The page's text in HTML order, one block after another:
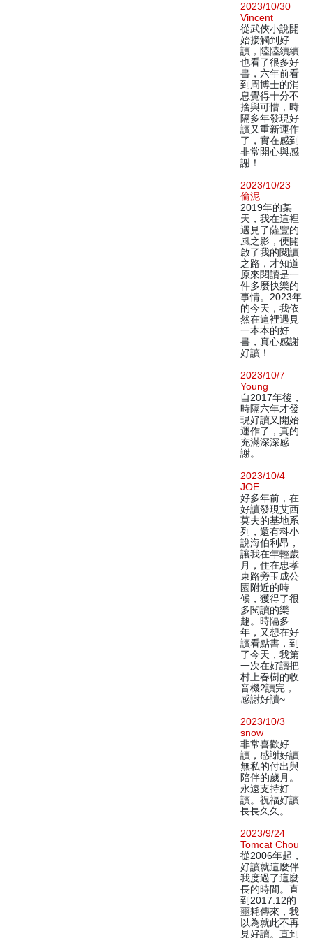
2023/10/30
Vincent
從武俠小說開
始接觸到好
讀，陸陸續續
也看了很多好
書，六年前看
到周博士的消
息覺得十分不
捨與可惜，時
隔多年發現好
讀又重新運作
了，實在感到
非常開心與感
謝！
2023/10/23
偷泥
2019年的某
天，我在這裡
遇見了薩豐的
風之影，便開
啟了我的閱讀
之路，才知道
原來閱讀是一
件多麼快樂的
事情。2023年
的今天，我依
然在這裡遇見
一本本的好
書，真心感謝
好讀！
2023/10/7
Young
自2017年後，
時隔六年才發
現好讀又開始
運作了，真的
充滿深深感
謝。
2023/10/4
JOE
好多年前，在
好讀發現艾西
莫夫的基地系
列，還有科小
說海伯利昂，
讓我在年輕歲
月，住在忠孝
東路旁玉成公
園附近的時
候，獲得了很
多閱讀的樂
趣。時隔多
年，又想在好
讀看點書，到
了今天，我第
一次在好讀把
村上春樹的收
音機2讀完，
感謝好讀~
2023/10/3
snow
非常喜歡好
讀，感謝好讀
無私的付出與
陪伴的歲月。
永遠支持好
讀。祝福好讀
長長久久。
2023/9/24
Tomcat Chou
從2006年起，
好讀就這麼伴
我度過了這麼
長的時間。直
到2017.12的
噩耗傳來，我
以為就此不再
見好讀。直到